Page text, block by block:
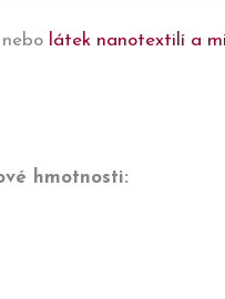
nebo látek nanotextilí a
hmotnosti: